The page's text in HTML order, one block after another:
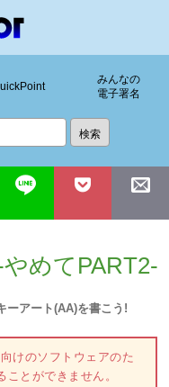
みんなの
電子署名
めてPART2-
ーアート(AA)を書こう!
けのソフトウェアのた
とができません。